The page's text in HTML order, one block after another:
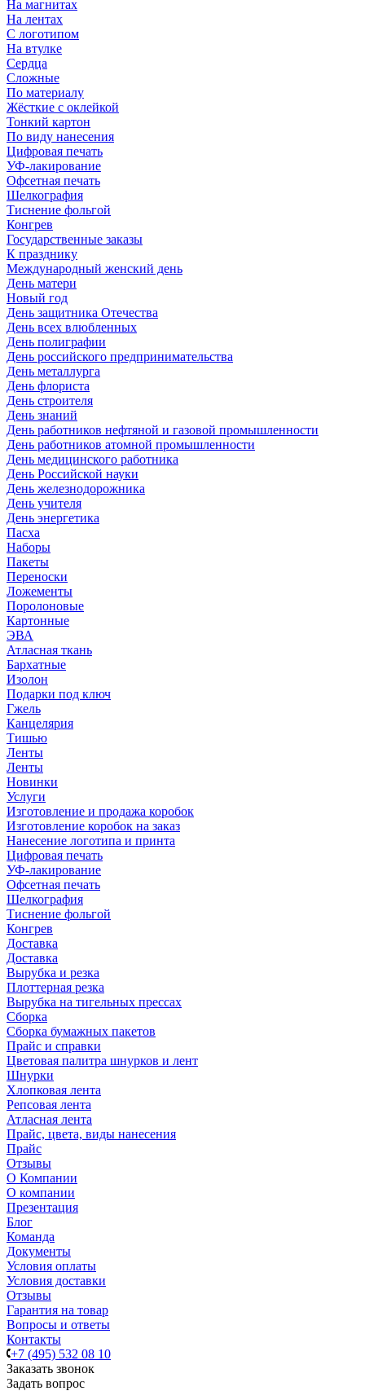
На магнитах
На лентах
С логотипом
На втулке
Сердца
Сложные
По материалу
Жёсткие с оклейкой
Тонкий картон
По виду нанесения
Цифровая печать
УФ-лакирование
Офсетная печать
Шелкография
Тиснение фольгой
Конгрев
Государственные заказы
К празднику
Международный женский день
День матери
Новый год
День защитника Отечества
День всех влюбленных
День полиграфии
День российского предпринимательства
День металлурга
День флориста
День строителя
День знаний
День работников нефтяной и газовой промышленности
День работников атомной промышленности
День медицинского работника
День Российской науки
День железнодорожника
День учителя
День энергетика
Пасха
Наборы
Пакеты
Переноски
Ложементы
Поролоновые
Картонные
ЭВА
Атласная ткань
Бархатные
Изолон
Подарки под ключ
Гжель
Канцелярия
Тишью
Ленты
Ленты
Новинки
Услуги
Изготовление и продажа коробок
Изготовление коробок на заказ
Нанесение логотипа и принта
Цифровая печать
УФ-лакирование
Офсетная печать
Шелкография
Тиснение фольгой
Конгрев
Доставка
Доставка
Вырубка и резка
Плоттерная резка
Вырубка на тигельных прессах
Сборка
Сборка бумажных пакетов
Прайс и справки
Цветовая палитра шнурков и лент
Шнурки
Хлопковая лента
Репсовая лента
Атласная лента
Прайс, цвета, виды нанесения
Прайс
Отзывы
О Компании
О компании
Презентация
Блог
Команда
Документы
Условия оплаты
Условия доставки
Отзывы
Гарантия на товар
Вопросы и ответы
Контакты
+7 (495) 532 08 10
Заказать звонок
Задать вопрос